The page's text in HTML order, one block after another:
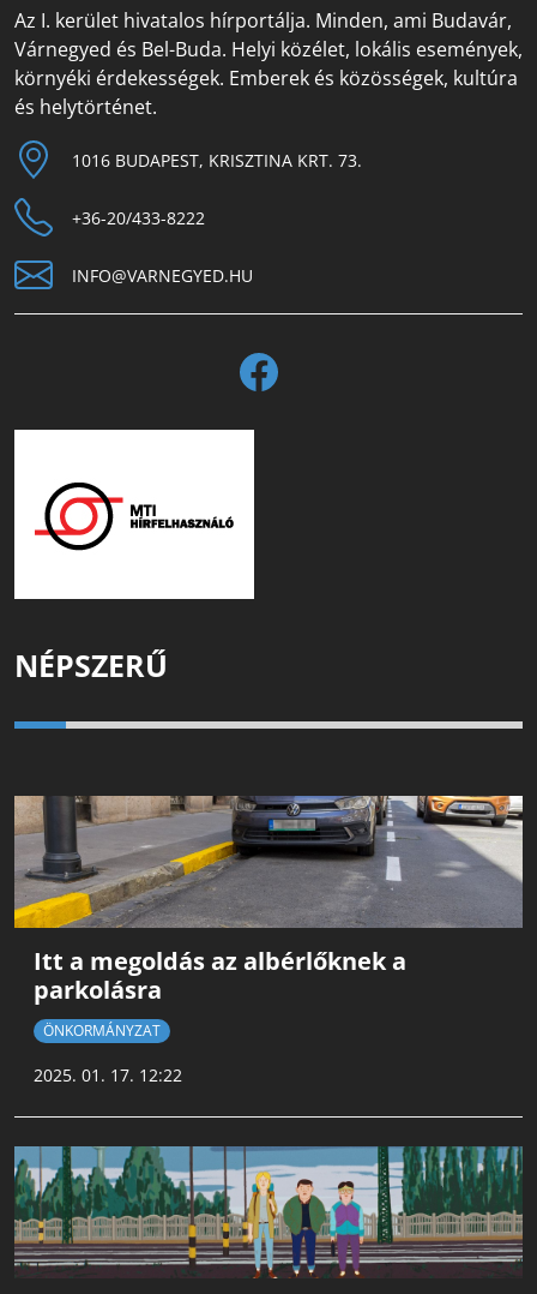
Az I. kerület hivatalos hírportálja. Minden, ami Budavár,
Várnegyed és Bel-Buda. Helyi közélet, lokális események,
környéki érdekességek. Emberek és közösségek, kultúra
és helytörténet.
1016 BUDAPEST, KRISZTINA KRT. 73.
+36-20/433-8222
INFO@VARNEGYED.HU
NÉPSZERŰ
Itt a megoldás az albérlőknek a
parkolásra
ÖNKORMÁNYZAT
2025. 01. 17. 12:22